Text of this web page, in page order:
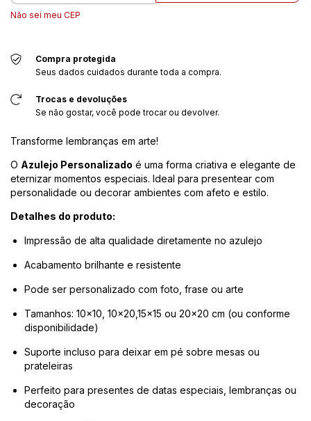
Não sei meu CEP
Compra protegida
Seus dados cuidados durante toda a compra.
Trocas e devoluções
Se não gostar, você pode trocar ou devolver.
Transforme lembranças em arte!
O Azulejo Personalizado é uma forma criativa e elegante de
eternizar momentos especiais. Ideal para presentear com
personalidade ou decorar ambientes com afeto e estilo.
Detalhes do produto:
Impressão de alta qualidade diretamente no azulejo
Acabamento brilhante e resistente
Pode ser personalizado com foto, frase ou arte
Tamanhos: 10x10, 10x20,15x15 ou 20x20 cm (ou conforme
disponibilidade)
Suporte incluso para deixar em pé sobre mesas ou
prateleiras
Perfeito para presentes de datas especiais, lembranças ou
decoração